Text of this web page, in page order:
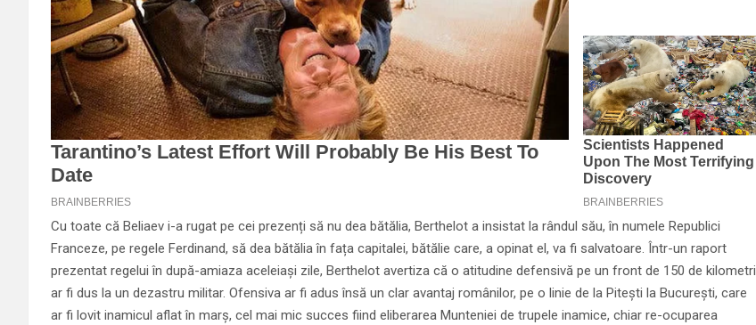
Cu toate că Beliaev i-a rugat pe cei prezenți să nu dea bătălia, Berthelot a insistat la rândul său, în numele Republici
Franceze, pe regele Ferdinand, să dea bătălia în fața capitalei, bătălie care, a opinat el, va fi salvatoare. Într-un raport
prezentat regelui în după-amiaza aceleiași zile, Berthelot avertiza că o atitudine defensivă pe un front de 150 de kilometri
ar fi dus la un dezastru militar. Ofensiva ar fi adus însă un clar avantaj românilor, pe o linie de la Pitești la București, care
ar fi lovit inamicul aflat în marș, cel mai mic succes fiind eliberarea Munteniei de trupele inamice, chiar re-ocuparea